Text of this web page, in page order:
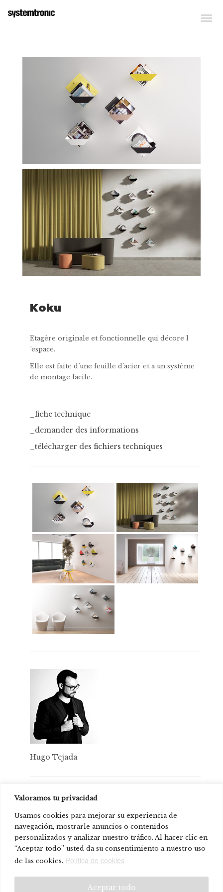
Valoramos tu privacidad
Usamos cookies para mejorar su experiencia de
navegación, mostrarle anuncios o contenidos
personalizados y analizar nuestro tráfico. Al hacer clic en
“Aceptar todo” usted da su consentimiento a nuestro uso
de las cookies. Política de cookies
Aceptar todo
Koku
Etagère originale et fonctionnelle qui décore l
´espace.
Elle est faite d´une feuille d´acier et a un système
de montage facile.
_fiche technique
_demander des informations
_télécharger des fichiers techniques
Hugo Tejada
Producto presente en:
Sabadell Siège
Frontier Workspace Group Limited –
Showroom en Hong Kong, República Popular
China.